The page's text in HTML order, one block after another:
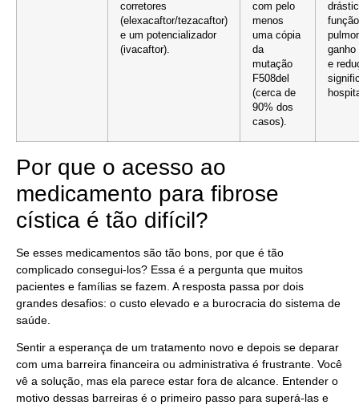
corretores
(elexacaftor/tezacaftor)
e um potencializador
(ivacaftor).
com pelo
menos
uma cópia
da
mutação
F508del
(cerca de
90% dos
casos).
função
ganho
e
Por que o acesso ao
medicamento para fibrose
cística é tão difícil?
Se esses medicamentos são tão bons, por que é tão
complicado consegui-los? Essa é a pergunta que muitos
pacientes e famílias se fazem. A resposta passa por dois
grandes desafios: o custo elevado e a burocracia do sistema de
saúde.
Sentir a esperança de um tratamento novo e depois se deparar
com uma barreira financeira ou administrativa é frustrante. Você
vê a solução, mas ela parece estar fora de alcance. Entender o
motivo dessas barreiras é o primeiro passo para superá-las e